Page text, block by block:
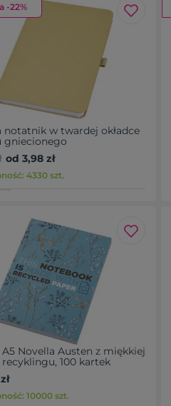
-22%
notatnik w twardej okładce
gniecionego
od 3,98 zł
4330 szt.
Novella Austen z miękkiej
recyklingu, 100 kartek
10000 szt.